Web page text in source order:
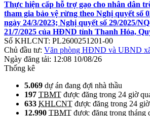
Thực hiện cấp hỗ trợ gạo cho nhân dân
tham gia bảo vệ rừng theo Nghị quyết số
ngày 24/3/2023; Nghị quyết số 29/2025/
21/7/2025 của HĐND tỉnh Thanh Hóa,
Số KHLCNT: PL2600251201-00
Chủ đầu tư: Văn phòng HĐND và UBND
Ngày đăng tải: 12:08 10/08/26
Thống kê
5.069 dự án đang đợi nhà thầu
197 TBMT được đăng trong 24 giờ
633 KHLCNT được đăng trong 24
12.990 TBMT được đăng trong tháng